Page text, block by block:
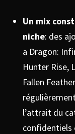
Un mix
niche: des
a Dragon:
Hunter Rise,
Fallen
l’attrait du
confidentiels